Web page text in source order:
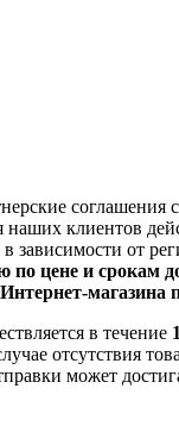
соглашения
наших клиентов
зависимости от
цене и срокам
магазина
в течение
отсутствия
может